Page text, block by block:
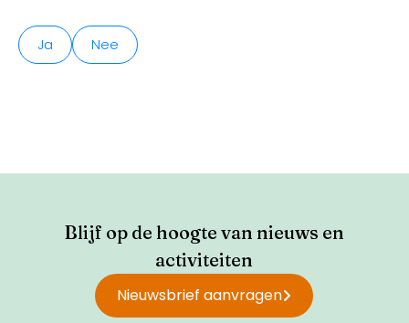
Ja Nee
Blijf op de hoogte van nieuws en
activiteiten
Nieuwsbrief aanvragen